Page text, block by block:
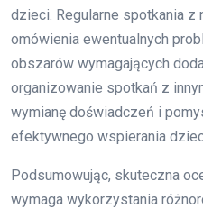
dzieci. Regularne spotkania
omówienia ewentualnych
obszarów wymagających
organizowanie spotkań z
wymianę doświadczeń i
efektywnego wspierania
Podsumowując, skuteczna
wymaga wykorzystania